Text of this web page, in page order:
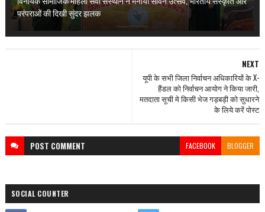
परंपराओं की दिखी सुंदर झलक
NEXT
यूपी के सभी जिला निर्वाचन अधिकारियों के X-
हैंडल को निर्वाचन आयोग ने किया जारी,
मतदाता सूची मे किसी भेज गड़बड़ी को सुधारने
के लिये करें पोस्ट
POST COMMENT FACEBOOK BLOGGER
SOCIAL COUNTER